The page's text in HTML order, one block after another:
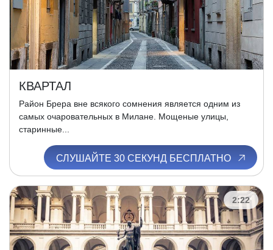
КВАРТАЛ
Район Брера вне всякого сомнения является одним из
самых очаровательных в Милане. Мощеные улицы,
старинные...
СЛУШАЙТЕ 30 СЕКУНД БЕСПЛАТНО
2:22